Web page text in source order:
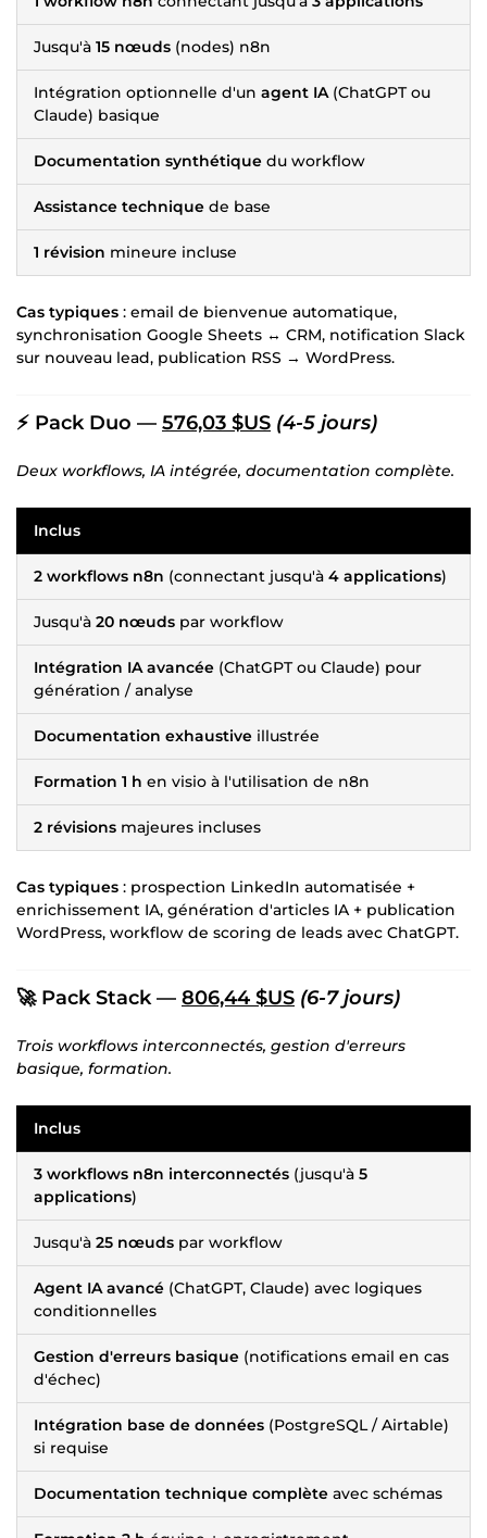
Jusqu'à 15 nœuds (nodes) n8n
Intégration optionnelle d'un agent IA(ChatGPT ou
Claude) basique
Documentation synthétique du workflow
Assistance technique de base
1 révision mineure incluse
Cas typiques : email de bienvenue automatique,
synchronisation Google Sheets ↔ CRM, notification Slack
sur nouveau lead, publication RSS → WordPress.
⚡ Pack Duo — 576,03 $US (4-5 jours)
Deux workflows, IA intégrée, documentation complète.
Inclus
2 workflows n8n (connectant jusqu'à 4 applications)
Jusqu'à 20 nœuds par workflow
Intégration IA avancée (ChatGPT ou Claude) pour
génération / analyse
Documentation exhaustive illustrée
Formation 1 h en visio à l'utilisation de n8n
2 révisions majeures incluses
Cas typiques : prospection LinkedIn automatisée +
enrichissement IA, génération d'articles IA + publication
WordPress, workflow de scoring de leads avec ChatGPT.
🚀 Pack Stack — 806,44 $US (6-7 jours)
Trois workflows interconnectés, gestion d'erreurs
basique, formation.
Inclus
3 workflows n8n interconnectés (jusqu'à 5
applications)
Jusqu'à 25 nœuds par workflow
Agent IA avancé (ChatGPT, Claude) avec logiques
conditionnelles
Gestion d'erreurs basique (notifications email en cas
d'échec)
Intégration base de données (PostgreSQL / Airtable)
si requise
Documentation technique complète avec schémas